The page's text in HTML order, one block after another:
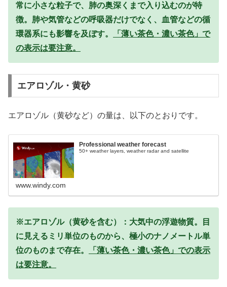
常に小さな粒子で、肺の奥深くまで入り込むのが特
徴。肺や気管などの呼吸器だけでなく、血管などの循
環器系にも影響を及ぼす。
「薄い茶色・濃い茶色」で
の表示は要注意。
エアロゾル・黄砂
エアロゾル（黄砂など）の量は、以下のとおりです。
Professional weather forecast
50+ weather layers, weather radar and satellite
www.windy.com
※エアロゾル（黄砂を含む）：大気中の浮遊物質。目
に見えるミリ単位のものから、極小のナノメートル単
位のものまで存在。
「薄い茶色・濃い茶色」での表示
は要注意。